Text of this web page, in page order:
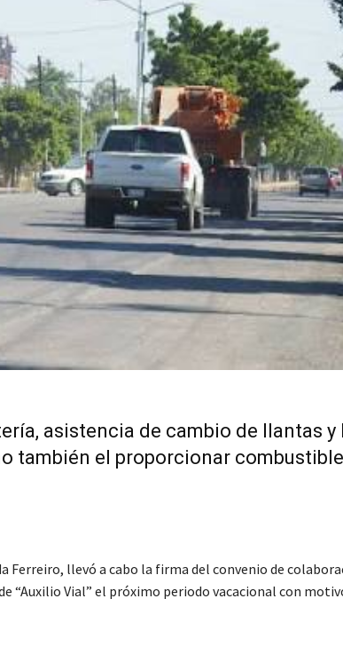
asistencia de cambio de llantas y
también el proporcionar
Ferreiro, llevó a cabo la firma del convenio de
Vial” el próximo periodo vacacional con